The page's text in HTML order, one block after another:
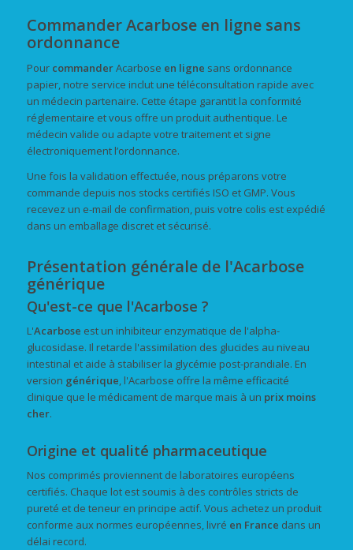
Commander Acarbose en ligne sans
ordonnance
Pour commanderAcarbose en ligne sans ordonnance
papier, notre service inclut une téléconsultation rapide avec
un médecin partenaire. Cette étape garantit la conformité
réglementaire et vous offre un produit authentique. Le
médecin valide ou adapte votre traitement et signe
électroniquement l’ordonnance.
Une fois la validation effectuée, nous préparons votre
commande depuis nos stocks certifiés ISO et GMP. Vous
recevez un e-mail de confirmation, puis votre colis est expédié
dans un emballage discret et sécurisé.
Présentation générale de l'Acarbose
générique
Qu'est-ce que l'Acarbose ?
L'Acarbose est un inhibiteur enzymatique de l'alpha-
glucosidase. Il retarde l'assimilation des glucides au niveau
intestinal et aide à stabiliser la glycémie post-prandiale. En
version générique, l'Acarbose offre la même efficacité
clinique que le médicament de marque mais à un prix moins
cher.
Origine et qualité pharmaceutique
Nos comprimés proviennent de laboratoires européens
certifiés. Chaque lot est soumis à des contrôles stricts de
pureté et de teneur en principe actif. Vous achetez un produit
conforme aux normes européennes, livré en France dans un
délai record.